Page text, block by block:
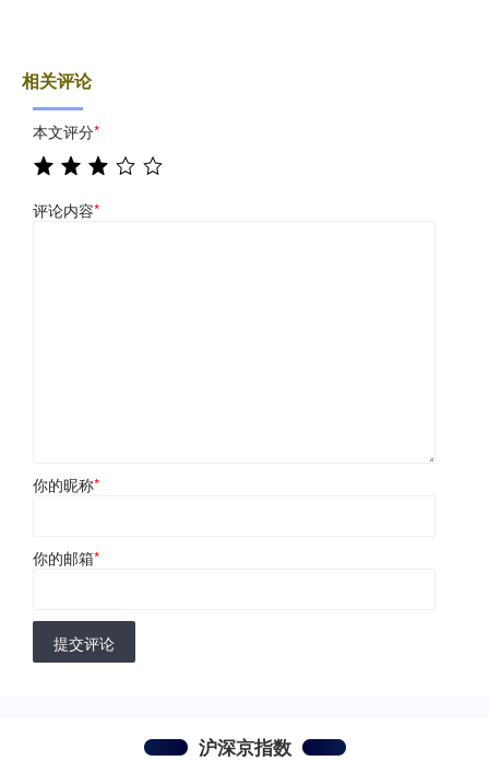
相关评论
本文评分*
评论内容*
你的昵称*
你的邮箱*
提交评论
沪深京指数